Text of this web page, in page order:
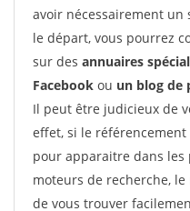
avoir nécessairement
le départ, vous pourrez
sur des annuaires
Facebook ou un blog de
Il peut être judicieux de
effet, si le
pour apparaitre dans
moteurs de recherche,
de vous trouver